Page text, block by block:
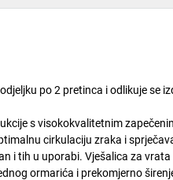
po 2 pretinca i odlikuje se
s visokokvalitetnim
cirkulaciju zraka i
i tih u uporabi. Vješalica za
ormarića i prekomjerno